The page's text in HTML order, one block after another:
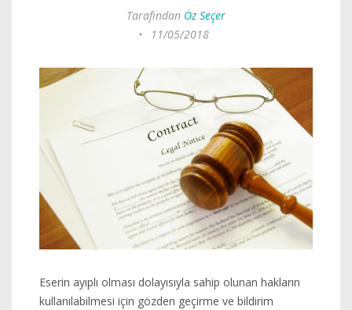
Tarafından Öz Seçer
•
11/05/2018
Eserin ayıplı olması dolayısıyla sahip olunan hakların
kullanılabilmesi için gözden geçirme ve bildirim